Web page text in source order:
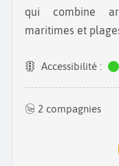
qui combine
maritimes et
Accessibilité :
2 compagnies